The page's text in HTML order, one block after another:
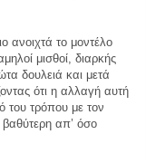
ανοιχτά το μοντέλο
μισθοί, διαρκής
δουλειά και μετά
ότι η αλλαγή αυτή
του τρόπου με τον
βαθύτερη απ’ όσο